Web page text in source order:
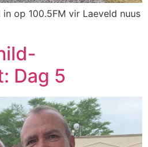
op 100.5FM vir Laeveld nuus
Dag 5